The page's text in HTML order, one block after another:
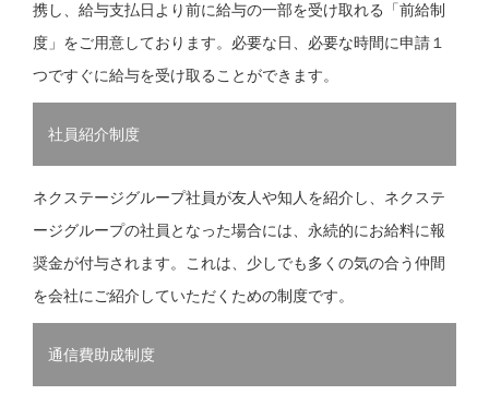
携し、給与支払日より前に給与の一部を受け取れる「前給制
度」をご用意しております。必要な日、必要な時間に申請１
つですぐに給与を受け取ることができます。
社員紹介制度
ネクステージグループ社員が友人や知人を紹介し、ネクステ
ージグループの社員となった場合には、永続的にお給料に報
奨金が付与されます。これは、少しでも多くの気の合う仲間
を会社にご紹介していただくための制度です。
通信費助成制度